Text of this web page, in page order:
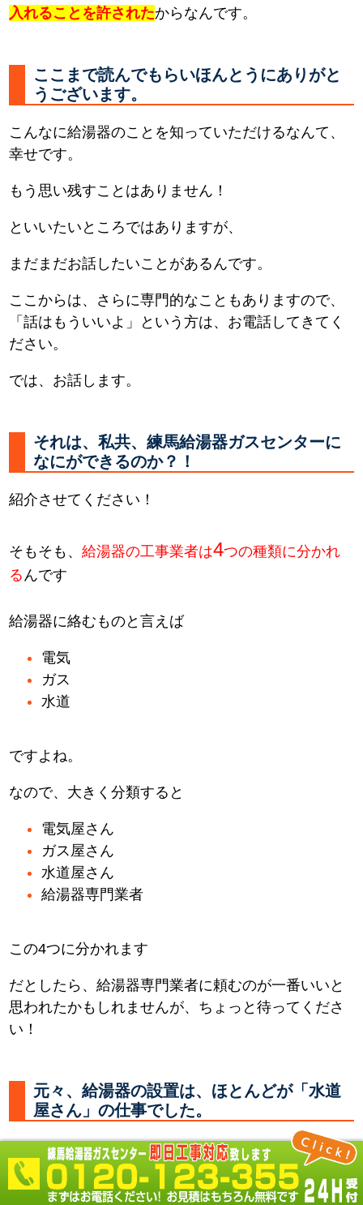
入れることを許されたからなんです。
ここまで読んでもらいほんとうにありがと
うございます。
こんなに給湯器のことを知っていただけるなんて、
幸せです。
もう思い残すことはありません！
といいたいところではありますが、
まだまだお話したいことがあるんです。
ここからは、さらに専門的なこともありますので、
「話はもういいよ」という方は、お電話してきてく
ださい。
では、お話します。
それは、私共、練馬給湯器ガスセンターに
なにができるのか？！
紹介させてください！
そもそも、給湯器の工事業者は4つの種類に分かれ
る んです
給湯器に絡むものと言えば
電気
ガス
水道
ですよね。
なので、大きく分類すると
電気屋さん
ガス屋さん
水道屋さん
給湯器専門業者
この4つに分かれます
だとしたら、給湯器専門業者に頼むのが一番いいと
思われたかもしれませんが、ちょっと待ってくださ
い！
元々、給湯器の設置は、ほとんどが「水道
屋さん」の仕事でした。
何故なら 必要なところに水やお湯を供給する配管を
し、器具を取付るのは「水道屋さん」だからです。